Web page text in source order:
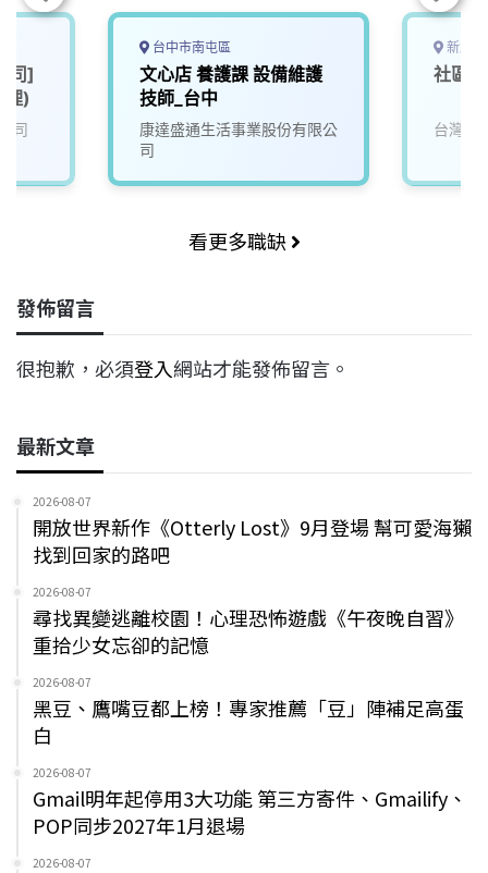
司]
理)
司
台中市南屯區
文心店 養護課 設備維護
技師_台中
康達盛通生活事業股份有限公
司
新北
社區
台灣寶
看更多職缺
發佈留言
很抱歉，必須登入網站才能發佈留言。
最新文章
2026-08-07
開放世界新作《Otterly Lost》9月登場 幫可愛海獺
找到回家的路吧
2026-08-07
尋找異變逃離校園！心理恐怖遊戲《午夜晚自習》
重拾少女忘卻的記憶
2026-08-07
黑豆、鷹嘴豆都上榜！專家推薦「豆」陣補足高蛋
白
2026-08-07
Gmail明年起停用3大功能 第三方寄件、Gmailify、
POP同步2027年1月退場
2026-08-07